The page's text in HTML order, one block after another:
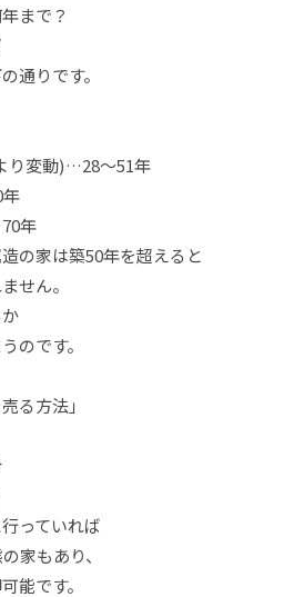
まで？
通りです。
り変動)…28～51年
年
の家は築50年を超えると
せん。
のです。
る方法」
っていれば
家もあり、
能です。